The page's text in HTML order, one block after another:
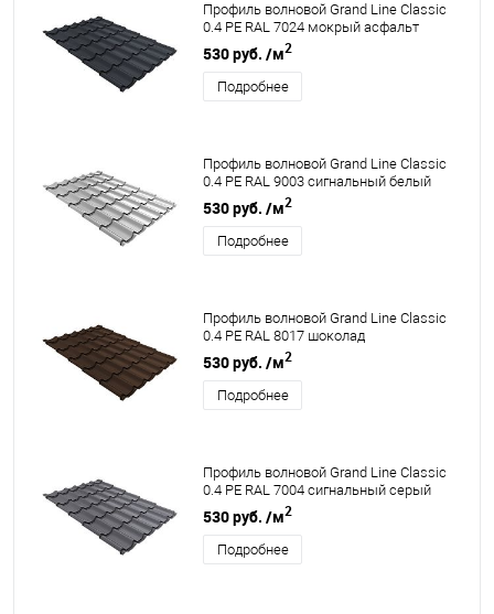
Профиль волновой Grand Line Classic
0.4 PE RAL 7024 мокрый асфальт
530 руб. /м2
Подробнее
Профиль волновой Grand Line Classic
0.4 PE RAL 9003 сигнальный белый
530 руб. /м2
Подробнее
Профиль волновой Grand Line Classic
0.4 PE RAL 8017 шоколад
530 руб. /м2
Подробнее
Профиль волновой Grand Line Classic
0.4 PE RAL 7004 сигнальный серый
530 руб. /м2
Подробнее